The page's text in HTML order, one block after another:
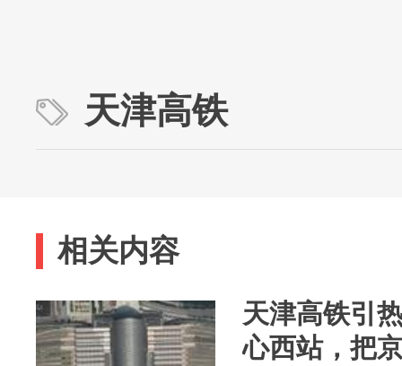
天津高铁
相关内容
天津高铁引
心西站，把